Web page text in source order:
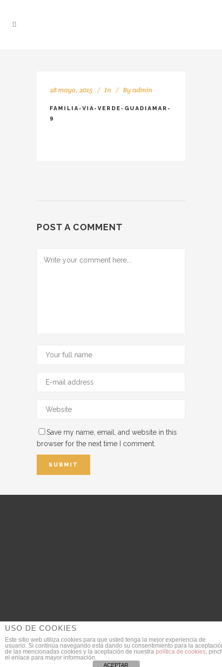
28 mayo, 2015 In Byadmin
FAMILIA-VIA-VERDE-GUADIAMAR-
9
POST A COMMENT
Save my name, email, and website in this
browser for the next time I comment.
© 2018 DanieldeGarcia.com | Fotógrafo de Bodas
SEO Provided byJULIAN MACIAS
USO DE COOKIES
Este sitio web utiliza cookies para que usted tenga la mejor experiencia de
usuario. Si continúa navegando está dando su consentimiento para la
de las mencionadas cookies y la aceptación de nuestra política de cookies,
el enlace para mayor información.
ACEPTAR